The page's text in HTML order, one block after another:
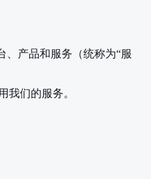
、产品和服务（统称为“服
我们的服务。